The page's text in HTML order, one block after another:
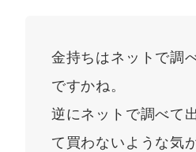
金持ちはネットで調
ですかね。
逆にネットで調べて
て買わないような気